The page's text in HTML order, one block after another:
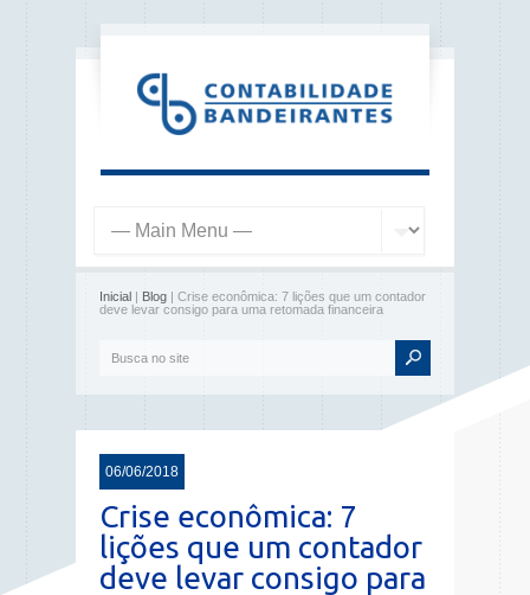
Inicial | Blog | Crise econômica: 7 lições que um contador
deve levar consigo para uma retomada financeira
06/06/2018
Crise econômica: 7
lições que um contador
deve levar consigo para